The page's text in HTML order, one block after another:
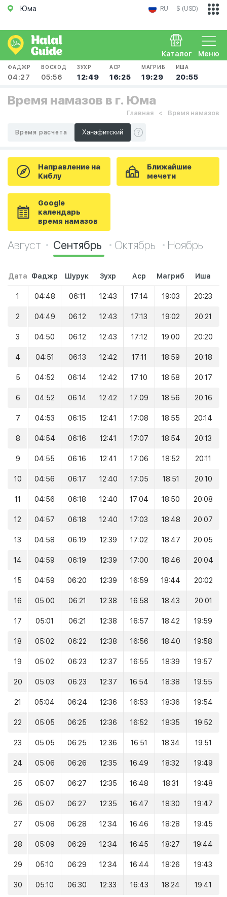
Юма RU $ (USD)
Меню
Каталог
ФАДЖР
04:27
ВОСХОД
05:56
ЗУХР
12:49
АСР
16:25
МАГРИБ
19:29
ИША
20:55
Время намазов в г. Юма
Главная Время намазов
Время расчета
Направление на
Киблу
Ближайшие
мечети
Google
календарь
время намазов
Август Сентябрь Октябрь Ноябрь
Дата Фаджр Шурук Зухр Аср Магриб Иша
1 04:48 06:11 12:43 17:14 19:03 20:23
2 04:49 06:12 12:43 17:13 19:02 20:21
3 04:50 06:12 12:43 17:12 19:00 20:20
4 04:51 06:13 12:42 17:11 18:59 20:18
5 04:52 06:14 12:42 17:10 18:58 20:17
6 04:52 06:14 12:42 17:09 18:56 20:16
7 04:53 06:15 12:41 17:08 18:55 20:14
8 04:54 06:16 12:41 17:07 18:54 20:13
9 04:55 06:16 12:41 17:06 18:52 20:11
10 04:56 06:17 12:40 17:05 18:51 20:10
11 04:56 06:18 12:40 17:04 18:50 20:08
12 04:57 06:18 12:40 17:03 18:48 20:07
13 04:58 06:19 12:39 17:02 18:47 20:05
14 04:59 06:19 12:39 17:00 18:46 20:04
15 04:59 06:20 12:39 16:59 18:44 20:02
16 05:00 06:21 12:38 16:58 18:43 20:01
17 05:01 06:21 12:38 16:57 18:42 19:59
18 05:02 06:22 12:38 16:56 18:40 19:58
19 05:02 06:23 12:37 16:55 18:39 19:57
20 05:03 06:23 12:37 16:54 18:38 19:55
21 05:04 06:24 12:36 16:53 18:36 19:54
22 05:05 06:25 12:36 16:52 18:35 19:52
23 05:05 06:25 12:36 16:51 18:34 19:51
24 05:06 06:26 12:35 16:49 18:32 19:49
25 05:07 06:27 12:35 16:48 18:31 19:48
26 05:07 06:27 12:35 16:47 18:30 19:47
27 05:08 06:28 12:34 16:46 18:28 19:45
28 05:09 06:28 12:34 16:45 18:27 19:44
29 05:10 06:29 12:34 16:44 18:26 19:43
30 05:10 06:30 12:33 16:43 18:24 19:41